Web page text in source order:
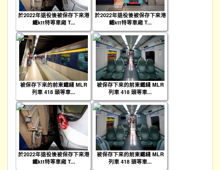
於2022年退役後被保存下來港
鐵ktt特等車廂 T...
於2022年退役後被保存下來港
鐵ktt特等車廂 T...
被保存下來的前東鐵綫 MLR
列車 418 頭等車...
被保存下來的前東鐵綫 MLR
列車 418 頭等車...
於2022年退役後被保存下來港
鐵ktt特等車廂 T...
被保存下來的前東鐵綫 MLR
列車 418 頭等車...